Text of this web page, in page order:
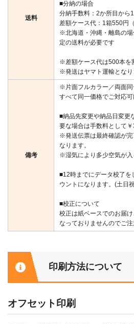
送料
■分納の場合
分納手数料：2か所目から
差額ケース代：1箱550円（
※北海道・沖縄・離島の
定の送料が必要です
※差額ケース代は500本を
※発送はヤマト運輸となり
備考
※片面フルカラー／両面同
すべて同一価格でご対応可
■納品先変更や納品日変更
要な場合は手数料として￥
※発送伝票は最終確認が完
なります。
※湿気により多少空気が入
■12時までにデータ校了を
ウントになります。(土日
■校正について
校正は紙ベースでのお届
なっておりませんのでご
印刷方法について
オフセット印刷